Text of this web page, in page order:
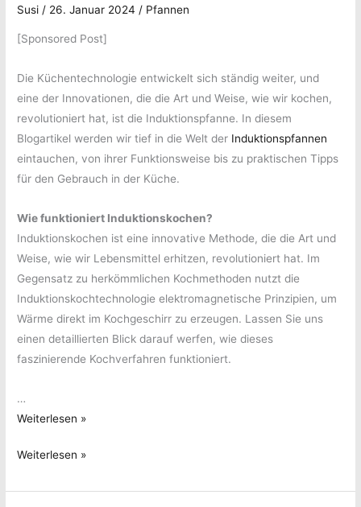
Susi / 26. Januar 2024 / Pfannen
[Sponsored Post]
Die Küchentechnologie entwickelt sich ständig weiter, und
eine der Innovationen, die die Art und Weise, wie wir kochen,
revolutioniert hat, ist die Induktionspfanne. In diesem
Blogartikel werden wir tief in die Welt der Induktionspfannen
eintauchen, von ihrer Funktionsweise bis zu praktischen Tipps
für den Gebrauch in der Küche.
Wie funktioniert Induktionskochen?
Induktionskochen ist eine innovative Methode, die die Art und
Weise, wie wir Lebensmittel erhitzen, revolutioniert hat. Im
Gegensatz zu herkömmlichen Kochmethoden nutzt die
Induktionskochtechnologie elektromagnetische Prinzipien, um
Wärme direkt im Kochgeschirr zu erzeugen. Lassen Sie uns
einen detaillierten Blick darauf werfen, wie dieses
faszinierende Kochverfahren funktioniert.
…
Alles,
du
Weiterlesen »
Alles,
du
Weiterlesen »